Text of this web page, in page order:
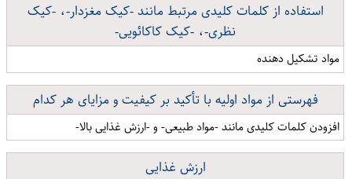
استفاده از کلمات کلیدی مرتبط مانند -کیک مغزدار-، -کیک
نظری-، -کیک کاکائویی-
مواد تشکیل دهنده
فهرستی از مواد اولیه با تأکید بر کیفیت و مزایای هر کدام
افزودن کلمات کلیدی مانند -مواد طبیعی- و -ارزش غذایی بالا-
ارزش غذایی